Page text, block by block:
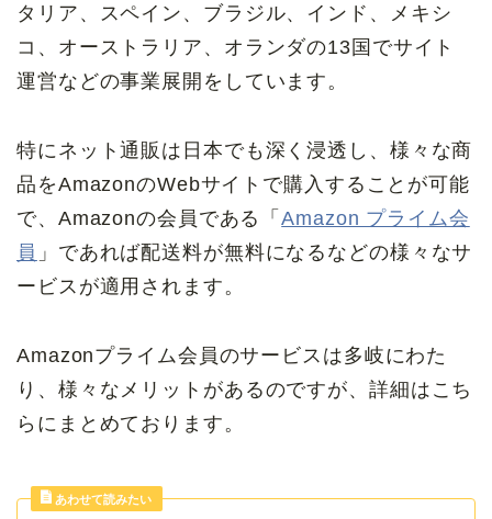
タリア、スペイン、ブラジル、インド、メキシ
コ、オーストラリア、オランダの13国でサイト
運営などの事業展開をしています。
特にネット通販は日本でも深く浸透し、様々な商
品をAmazonのWebサイトで購入することが可能
で、Amazonの会員である「Amazon プライム会
員 」であれば配送料が無料になるなどの様々なサ
ービスが適用されます。
Amazonプライム会員のサービスは多岐にわた
り、様々なメリットがあるのですが、詳細はこち
らにまとめております。